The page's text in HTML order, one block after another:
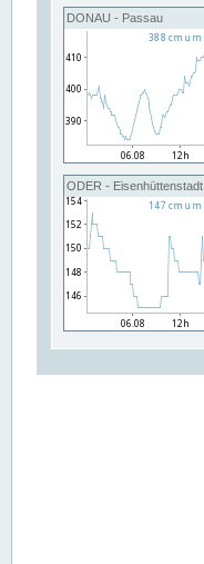
DONAU - Passau
ODER - Eisenhüttenstadt